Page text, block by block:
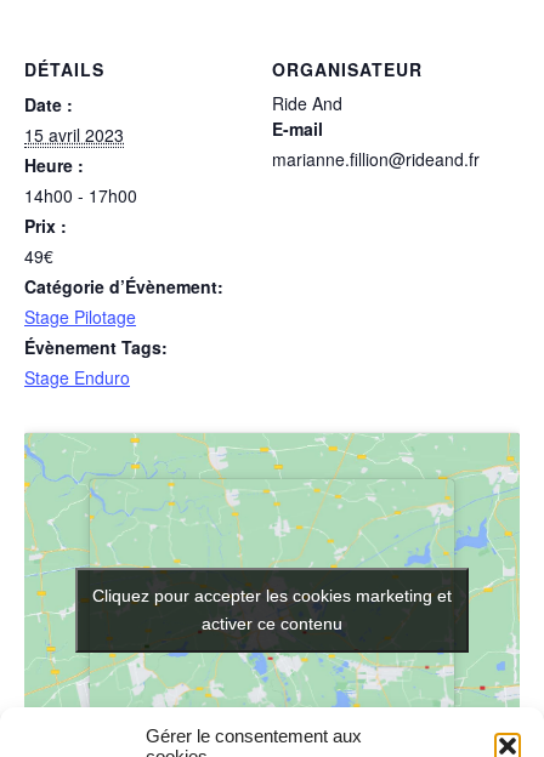
Gérer le consentement aux
DÉTAILS
Date :
15 avril 2023
Heure :
14h00 - 17h00
Prix :
49€
Catégorie d’Évènement:
Stage Pilotage
Évènement Tags:
Stage Enduro
ORGANISATEUR
Ride And
E-mail
marianne.fillion@rideand.fr
Cliquez pour accepter les cookies marketing et
activer ce contenu
Cliquez pour accepter les cookies marketing et
activer ce contenu